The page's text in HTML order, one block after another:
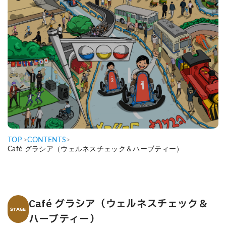
TOP >CONTENTS>
Café グラシア（ウェルネスチェック＆ハーブティー）
STAGE Café グラシア（ウェルネスチェック＆
ハーブティー）